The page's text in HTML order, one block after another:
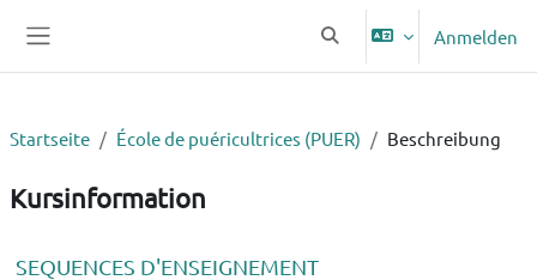
Sucheingabe umschalten
Anmelden
Startseite École de puéricultrices (PUER) Beschreibung
Kursinformation
SEQUENCES D'ENSEIGNEMENT